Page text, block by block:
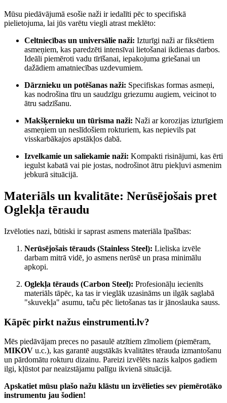
Mūsu piedāvājumā esošie naži ir iedalīti pēc to specifiskā
pielietojuma, lai jūs varētu viegli atrast meklēto:
Celtniecības un universālie naži: Izturīgi naži ar fiksētiem
asmeņiem, kas paredzēti intensīvai lietošanai ikdienas darbos.
Ideāli piemēroti vadu tīrīšanai, iepakojuma griešanai un
dažādiem amatniecības uzdevumiem.
Dārznieku un potēšanas naži: Specifiskas formas asmeņi,
kas nodrošina tīru un saudzīgu griezumu augiem, veicinot to
ātru sadzīšanu.
Makšķernieku un tūrisma naži: Naži ar korozijas izturīgiem
asmeņiem un neslīdošiem rokturiem, kas nepievils pat
visskarbākajos apstākļos dabā.
Izvelkamie un saliekamie naži: Kompakti risinājumi, kas ērti
iegulst kabatā vai pie jostas, nodrošinot ātru piekļuvi asmenim
jebkurā situācijā.
Materiāls un kvalitāte: Nerūsējošais pret
Oglekļa tēraudu
Izvēloties nazi, būtiski ir saprast asmens materiāla īpašības:
Nerūsējošais tērauds (Stainless Steel): Lieliska izvēle
darbam mitrā vidē, jo asmens nerūsē un prasa minimālu
apkopi.
Oglekļa tērauds (Carbon Steel): Profesionāļu iecienīts
materiāls tāpēc, ka tas ir vieglāk uzasināms un ilgāk saglabā
"skuvekļa" asumu, taču pēc lietošanas tas ir jānoslauka sauss.
Kāpēc pirkt nažus einstrumenti.lv?
Mēs piedāvājam preces no pasaulē atzītiem zīmoliem (piemēram,
MIKOV u.c.), kas garantē augstākās kvalitātes tērauda izmantošanu
un pārdomātu rokturu dizainu. Pareizi izvēlēts nazis kalpos gadiem
ilgi, kļūstot par neaizstājamu palīgu ikvienā situācijā.
Apskatiet mūsu plašo nažu klāstu un izvēlieties sev piemērotāko
instrumentu jau šodien!